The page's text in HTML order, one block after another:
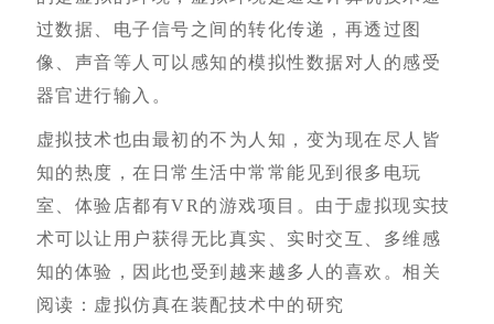
过数据、电子信号之间的转化传递，再透过图
像、声音等人可以感知的模拟性数据对人的感受
器官进行输入。
虚拟技术也由最初的不为人知，变为现在尽人皆
知的热度，在日常生活中常常能见到很多电玩
室、体验店都有VR的游戏项目。由于虚拟现实技
术可以让用户获得无比真实、实时交互、多维感
知的体验，因此也受到越来越多人的喜欢。相关
阅读：虚拟仿真在装配技术中的研究